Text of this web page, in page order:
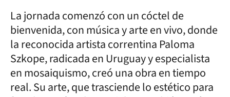
La jornada comenzó con un cóctel de
bienvenida, con música y arte en vivo, donde
la reconocida artista correntina Paloma
Szkope, radicada en Uruguay y especialista
en mosaiquismo, creó una obra en tiempo
real. Su arte, que trasciende lo estético para